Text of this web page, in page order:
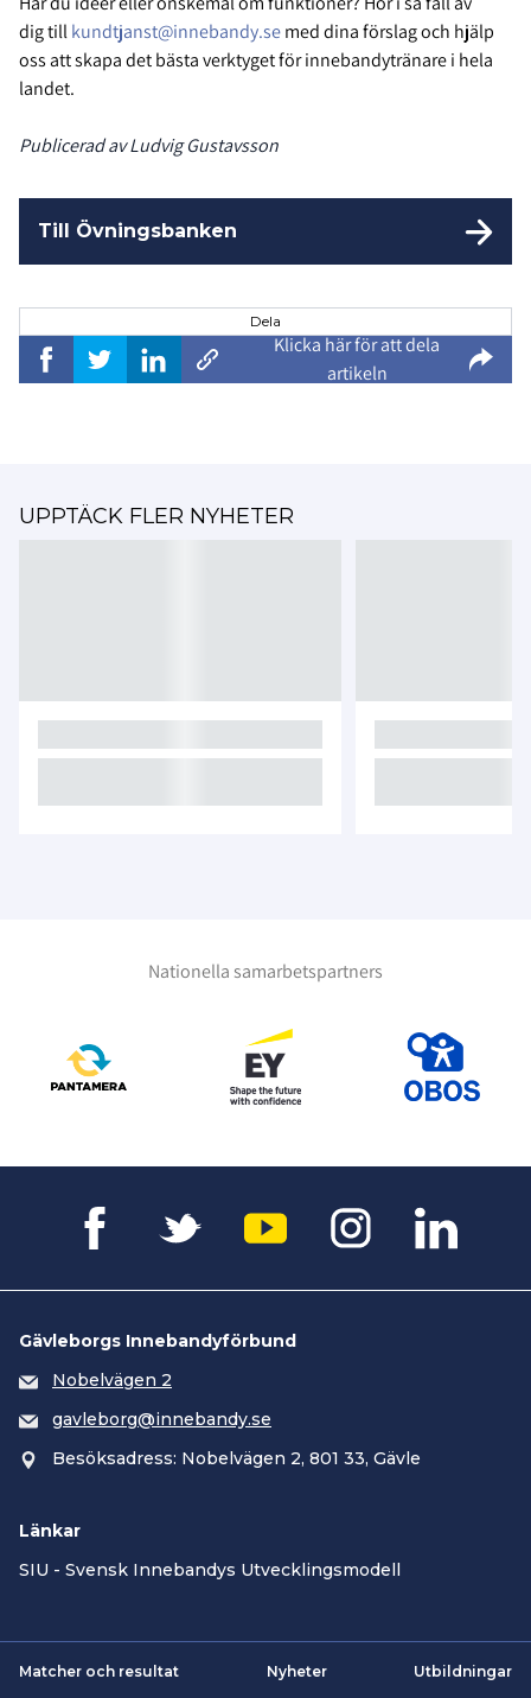
digtillkundtjanst@innebandy.semed dina förslag och hjälp
oss att skapa det bästa verktyget för innebandytränare i hela
landet.
Publicerad av Ludvig Gustavsson
Till Övningsbanken
Dela
Klicka här för att dela
artikeln
UPPTÄCK FLER NYHETER
Nationella samarbetspartners
Gävleborgs Innebandyförbund
Nobelvägen 2
gavleborg@innebandy.se
Besöksadress: Nobelvägen 2, 801 33, Gävle
Länkar
SIU - Svensk Innebandys Utvecklingsmodell
Matcher och resultat Nyheter Utbildningar